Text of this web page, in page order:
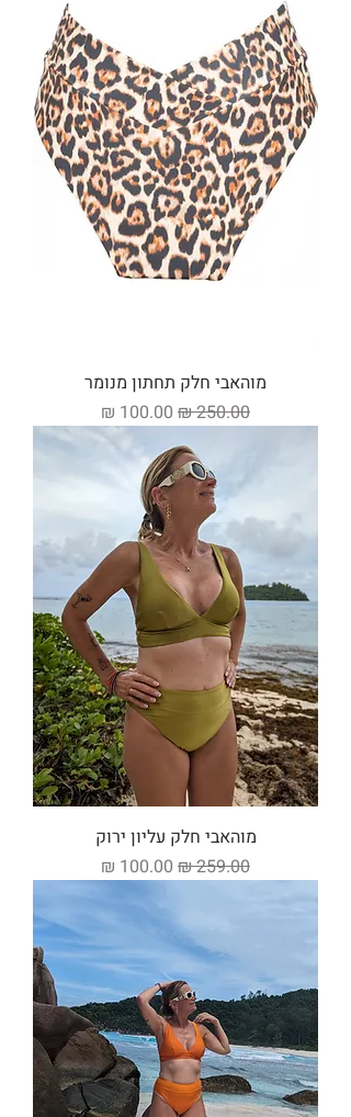
מוהאבי חלק תחתון מנומר
מחיר רגיל מחיר מבצע
מוהאבי חלק עליון ירוק
מחיר רגיל מחיר מבצע